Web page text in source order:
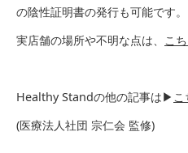
の陰性証明書の発行も可能です。
実店舗の場所や不明な点は、 こ
Healthy Standの他の記事は▶ こ
(医療法人社団 宗仁会 監修)